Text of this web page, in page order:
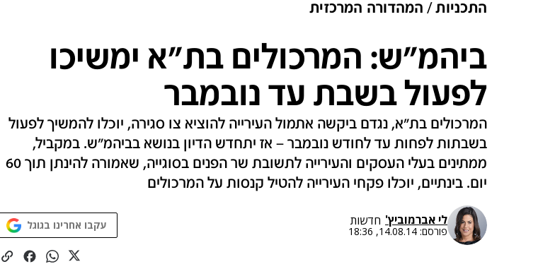
התכניות המהדורה המרכזית
ביהמ"ש: המרכולים בת"א ימשיכו
לפעול בשבת עד נובמבר
המרכולים בת"א, נגדם ביקשה אתמול העירייה להוציא צו סגירה, יוכלו להמשיך לפעול
בשבתות לפחות עד לחודש נובמבר – אז יתחדש הדיון בנושא בביהמ"ש. במקביל,
ממתינים בעלי העסקים והעירייה לתשובת שר הפנים בסוגייה, שאמורה להינתן תוך 60
יום. בינתיים, יוכלו פקחי העירייה להטיל קנסות על המרכולים
לי אברמוביץ' חדשות
פורסם: 14.08.14, 18:36 עקבו אחרינו בגוגל